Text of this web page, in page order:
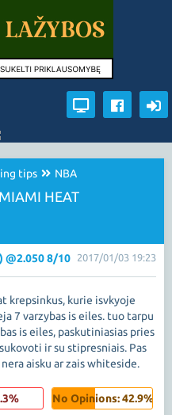
tips NBA
HEAT
2017/01/03 19:23
@2.050 8/10
krepsinkus, kurie isvkyoje
7 varzybas is eiles. tuo tarpu
is eiles, paskutiniasias pries
ir su stipresniais. Pas
aisku ar zais whiteside.
No Opinions: 42.9%